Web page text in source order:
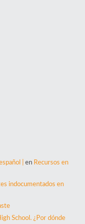
| en Recursos en
indocumentados en
School. ¿Por dónde